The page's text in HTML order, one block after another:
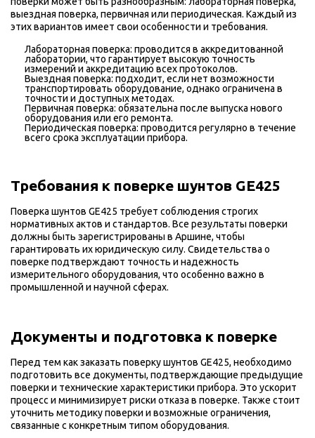
выездная поверка, первичная или периодическая. Каждый из
этих вариантов имеет свои особенности и требования.
Лабораторная поверка: проводится в аккредитованной
лаборатории, что гарантирует высокую точность
измерений и аккредитацию всех протоколов.
Выездная поверка: подходит, если нет возможности
транспортировать оборудование, однако ограничена в
точности и доступных методах.
Первичная поверка: обязательна после выпуска нового
оборудования или его ремонта.
Периодическая поверка: проводится регулярно в течение
всего срока эксплуатации прибора.
Требования к поверке шунтов GE425
Поверка шунтов GE425 требует соблюдения строгих
нормативных актов и стандартов. Все результаты поверки
должны быть зарегистрированы в Аршине, чтобы
гарантировать их юридическую силу. Свидетельства о
поверке подтверждают точность и надежность
измерительного оборудования, что особенно важно в
промышленной и научной сферах.
Документы и подготовка к поверке
Перед тем как заказать поверку шунтов GE425, необходимо
подготовить все документы, подтверждающие предыдущие
поверки и технические характеристики прибора. Это ускорит
процесс и минимизирует риски отказа в поверке. Также стоит
уточнить методику поверки и возможные ограничения,
связанные с конкретным типом оборудования.